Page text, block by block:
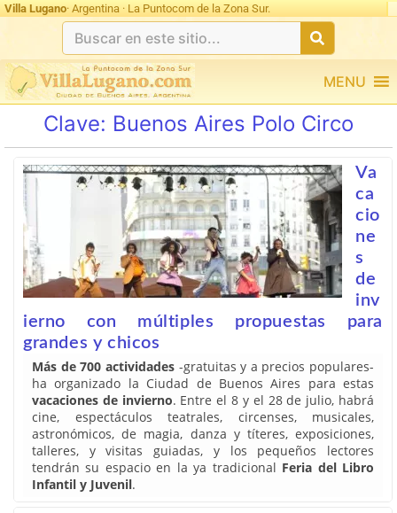
Villa Lugano· Argentina · La Puntocom de la Zona Sur.
MENU
Clave: Buenos Aires Polo Circo
Va
ca
cio
ne
s
de
inv
ierno con múltiples propuestas para
grandes y chicos
Más de 700 actividades-gratuitas y a precios populares-
ha organizado la Ciudad de Buenos Aires para estas
vacaciones de invierno. Entre el 8 y el 28 de julio, habrá
cine, espectáculos teatrales, circenses, musicales,
astronómicos, de magia, danza y títeres, exposiciones,
talleres, y visitas guiadas, y los pequeños lectores
tendrán su espacio en la ya tradicional Feria del Libro
Infantil y Juvenil.